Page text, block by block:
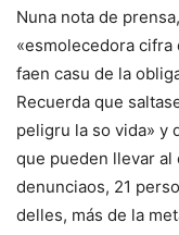
Nuna nota de
«esmolecedora cifra
faen casu de la
Recuerda que
peligru la so vida» y
que pueden llevar al
denunciaos, 21
delles, más de la